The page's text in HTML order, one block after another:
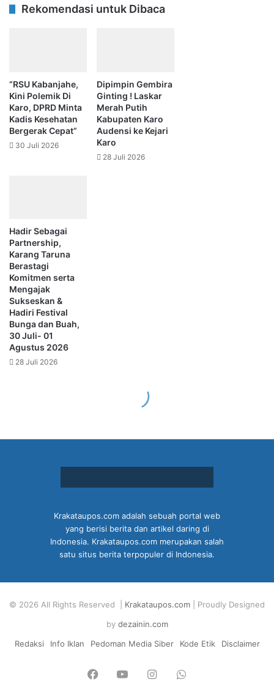
Krakataupos.com adalah sebuah portal web
yang berisi berita dan artikel daring di
Indonesia. Krakataupos.com merupakan salah
satu situs berita terpopuler di Indonesia.
© 2026 All Rights Reserved | Krakataupos.com | Proudly Designed
by dezainin.com
Redaksi
Info Iklan Pedoman Media Siber Kode Etik Disclaimer
FacebookYouTubeInstagramWhatsApp